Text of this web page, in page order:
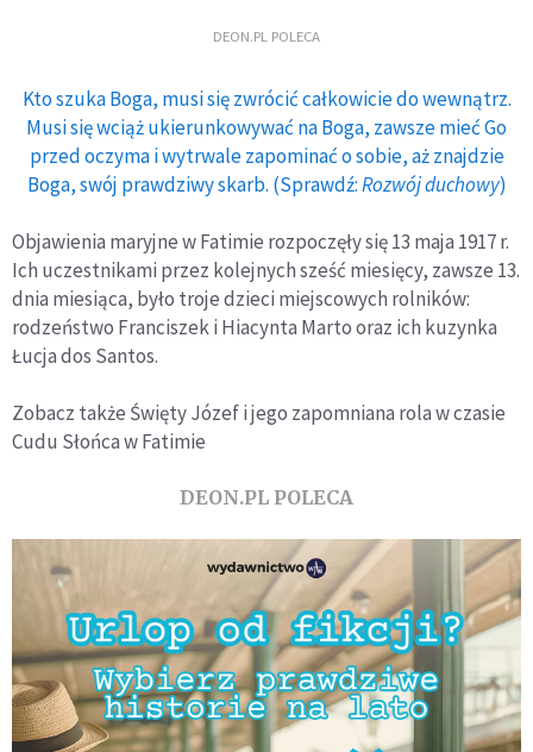
DEON.PL POLECA
Kto szuka Boga, musi się zwrócić całkowicie do wewnątrz.
Musi się wciąż ukierunkowywać na Boga, zawsze mieć Go
przed oczyma i wytrwale zapominać o sobie, aż znajdzie
Boga, swój prawdziwy skarb. (Sprawdź:Rozwój duchowy)
Objawienia maryjne w Fatimie rozpoczęły się 13 maja 1917 r.
Ich uczestnikami przez kolejnych sześć miesięcy, zawsze 13.
dnia miesiąca, było troje dzieci miejscowych rolników:
rodzeństwo Franciszek i Hiacynta Marto oraz ich kuzynka
Łucja dos Santos.
Zobacz także Święty Józef i jego zapomniana rola w czasie
Cudu Słońca w Fatimie
DEON.PL POLECA